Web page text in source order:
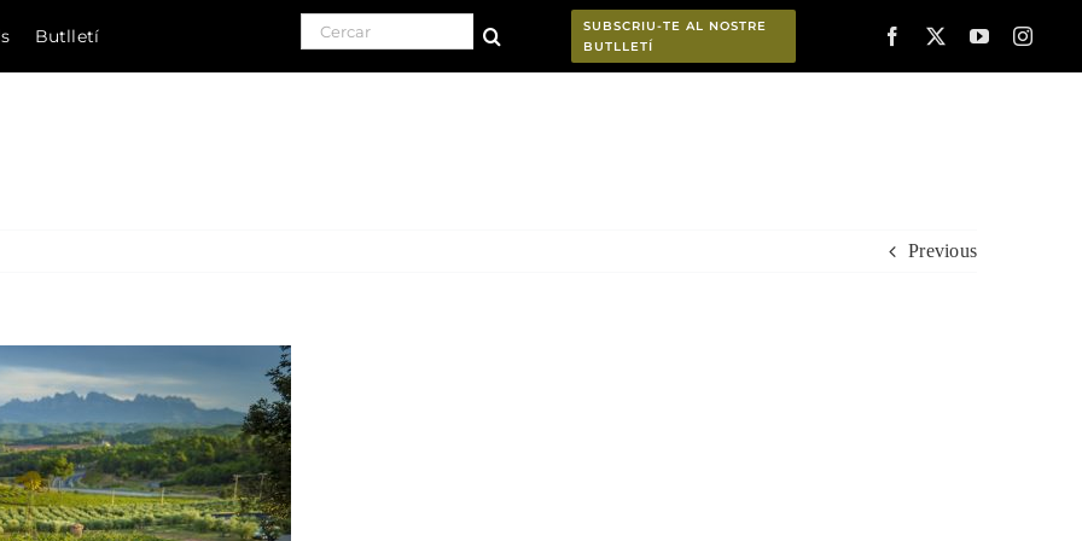
Butlletí Search for:
SUBSCRIU-TE AL NOSTRE
BUTLLETÍ
Previous